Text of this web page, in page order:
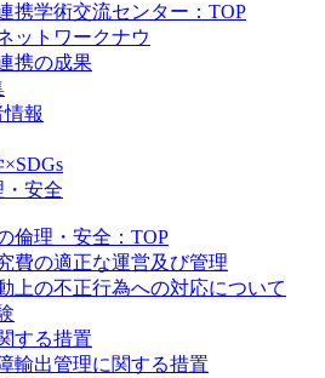
携学術交流センター：TOP
ットワークナウ
携の成果
報
安全
倫理・安全：TOP
費の適正な運営及び管理
上の不正行為への対応について
する措置
輸出管理に関する措置